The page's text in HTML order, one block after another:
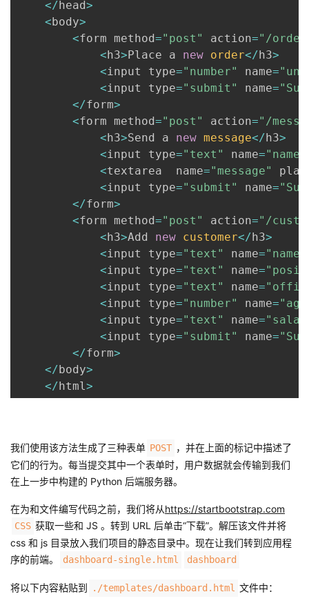
</head>
<body>
<form method="post" action="/
<h3>Place a new order</h3>
<input type="number" name=
<input type="submit" name=
</form>
<form method="post" action="/
<h3>Send a new message</h3>
<input type="text" name="name"
<textarea  name="message"
<input type="submit" name=
</form>
<form method="post" action="/
<h3>Add new customer</h3>
<input type="text" name="name"
<input type="text" name=
<input type="text" name=
<input type="number" name=
<input type="text" name=
<input type="submit" name=
</form>
</body>
</html>
我们使用该方法生成了三种表单 POST ，并在上面的标记中描述了
它们的行为。每当提交其中一个表单时，用户数据就会传输到我们
在上一步中构建的 Python 后端服务器。
在为和文件编写代码之前，我们将从https://startbootstrap.com
CSS 获取一些和 JS 。转到 URL 后单击“下载”。解压该文件并将
css 和 js 目录放入我们项目的静态目录中。现在让我们转到应用程
序的前端。
dashboard-single.html dashboard
将以下内容粘贴到 ./templates/dashboard.html 文件中：